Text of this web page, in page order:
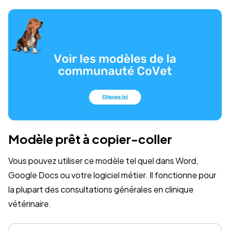
Modèle prêt à copier-coller
Vous pouvez utiliser ce modèle tel quel dans Word,
Google Docs ou votre logiciel métier. Il fonctionne pour
la plupart des consultations générales en clinique
vétérinaire.